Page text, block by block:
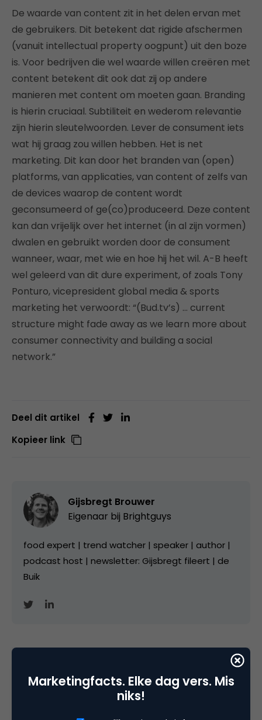
De waarde van content zit in het delen ervan met
de gebruikers. Dit betekent dat rigide afschermen
(vanuit intellectual property oogpunt) uit den boze
is. Voor bedrijven die wel waarde willen creëren met
content betekent dit ook dat zij op andere
manieren met content om moeten gaan. Branding
is hierin cruciaal. Subtiliteit en wederom relevantie
zijn hierin sleutelwoorden. Lever de consument iets
wat hij graag zou willen hebben. Het is net
marketing. Dit kan door het branden van (open)
platforms, van applicaties, van content of zelfs van
de devices waarop de content wordt
geconsumeerd of ge(co)produceerd. Deze content
kan dan vrijelijk over het internet (in al zijn vormen)
dwalen en gebruikt worden door de consument
wanneer, waar, met wie en hoe hij het wil. A-B heeft
wel geleerd van dit dure experiment, of zoals Tony
Ponturo, vicepresident global media & sports
marketing het verwoordt: “(Bud.tv’s) … current
structure might fade away as we learn more about
consumer connectivity and building a social
network.”
Deel dit artikel
Kopieer link
Gijsbregt Brouwer
Eigenaar bij Brightguys
food expert | trend watcher | speaker | author |
podcast host | newsletter: Gijsbregt fileert | de
Buik
Advertising Media
Marketingfacts. Elke dag vers. Mis
niks!